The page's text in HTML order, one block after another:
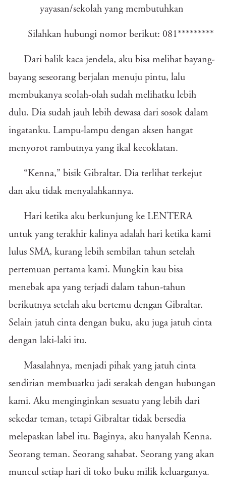
yayasan/sekolah yang membutuhkan
Silahkan hubungi nomor berikut: 081*********
Dari balik kaca jendela, aku bisa melihat bayang-
bayang seseorang berjalan menuju pintu, lalu
membukanya seolah-olah sudah melihatku lebih
dulu. Dia sudah jauh lebih dewasa dari sosok dalam
ingatanku. Lampu-lampu dengan aksen hangat
menyorot rambutnya yang ikal kecoklatan.
“Kenna,” bisik Gibraltar. Dia terlihat terkejut
dan aku tidak menyalahkannya.
Hari ketika aku berkunjung ke LENTERA
untuk yang terakhir kalinya adalah hari ketika kami
lulus SMA, kurang lebih sembilan tahun setelah
pertemuan pertama kami. Mungkin kau bisa
menebak apa yang terjadi dalam tahun-tahun
berikutnya setelah aku bertemu dengan Gibraltar.
Selain jatuh cinta dengan buku, aku juga jatuh cinta
dengan laki-laki itu.
Masalahnya, menjadi pihak yang jatuh cinta
sendirian membuatku jadi serakah dengan hubungan
kami. Aku menginginkan sesuatu yang lebih dari
sekedar teman, tetapi Gibraltar tidak bersedia
melepaskan label itu. Baginya, aku hanyalah Kenna.
Seorang teman. Seorang sahabat. Seorang yang akan
muncul setiap hari di toko buku milik keluarganya.